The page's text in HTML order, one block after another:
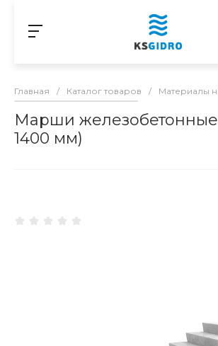
Главная / Каталог товаров / Материалы
Марши железобетонные
1400 мм)